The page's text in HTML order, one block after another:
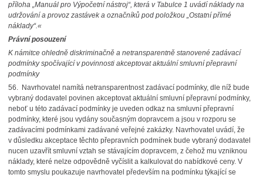
příloha „Manuál pro Výpočetní nástroj“, která v Tabulce 1 uvádí náklady na
udržování a provoz zastávek a označníků pod položkou „Ostatní přímé
náklady“.«
Právní posouzení
K námitce ohledně diskriminačně a netransparentně stanovené zadávací
podmínky spočívající v povinnosti akceptovat aktuální smluvní přepravní
podmínky
56. Navrhovatel namítá netransparentnostzadávací podmínky, dle níž bude
vybraný dodavatel povinen akceptovat aktuální smluvní přepravní podmínky,
neboť u této zadávací podmínky je uveden odkaz na smluvní přepravní
podmínky, které jsou vydány současným dopravcem a jsou v rozporu se
zadávacími podmínkami zadávané veřejné zakázky. Navrhovatel uvádí, že
v důsledku akceptace těchto přepravních podmínek bude vybraný dodavatel
nucen uzavřít smluvní vztah se stávajícím dopravcem, z čehož mu vzniknou
náklady, které nelze odpovědně vyčíslit a kalkulovat do nabídkové ceny. V
tomto smyslu poukazuje navrhovatel především na podmínku týkající se